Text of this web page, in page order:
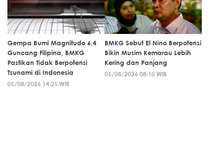
Gempa Bumi Magnitudo 6,4
Guncang Filipina, BMKG
Pastikan Tidak Berpotensi
Tsunami di Indonesia
05/08/2026 14:25 WIB
BMKG Sebut El Nino Berpotensi
Bikin Musim Kemarau Lebih
Kering dan Panjang
05/08/2026 08:10 WIB